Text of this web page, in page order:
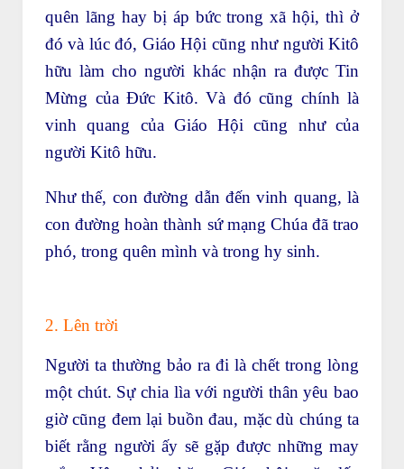
quên lãng hay bị áp bức trong xã hội, thì ở
đó và lúc đó, Giáo Hội cũng như người Kitô
hữu làm cho người khác nhận ra được Tin
Mừng của Đức Kitô. Và đó cũng chính là
vinh quang của Giáo Hội cũng như của
người Kitô hữu.
Như thế, con đường dẫn đến vinh quang, là
con đường hoàn thành sứ mạng Chúa đã trao
phó, trong quên mình và trong hy sinh.
2. Lên trời
Người ta thường bảo ra đi là chết trong lòng
một chút. Sự chia lìa với người thân yêu bao
giờ cũng đem lại buồn đau, mặc dù chúng ta
biết rằng người ấy sẽ gặp được những may